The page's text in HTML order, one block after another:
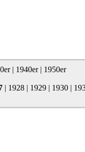
| 1940er| 1950er
| 1928| 1929| 1930|